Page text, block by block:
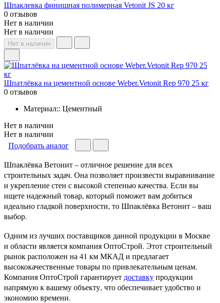
Шпаклевка финишная полимерная Vetonit JS 20 кг
0 отзывов
Нет в наличии
Нет в наличии
Нет в наличии
Шпатлёвка на цементной основе Weber.Vetonit Reр 970 25 кг
0 отзывов
Материал:: Цементный
Нет в наличии
Нет в наличии
Подобрать аналог
Шпаклёвка Ветонит – отличное решение для всех
строительных задач. Она позволяет произвести выравнивание
и укрепление стен с высокой степенью качества. Если вы
ищете надежный товар, который поможет вам добиться
идеально гладкой поверхности, то Шпаклёвка Ветонит – ваш
выбор.
Одним из лучших поставщиков данной продукции в Москве
и области является компания ОптоСтрой. Этот строительный
рынок расположен на 41 км МКАД и предлагает
высококачественные товары по привлекательным ценам.
Компания ОптоСтрой гарантирует доставкупродукции
напрямую к вашему объекту, что обеспечивает удобство и
экономию времени.